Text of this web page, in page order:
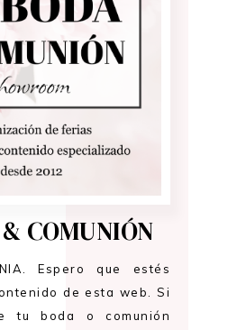
COMUNIÓN
Espero que estés
de esta web. Si
tu boda o comunión